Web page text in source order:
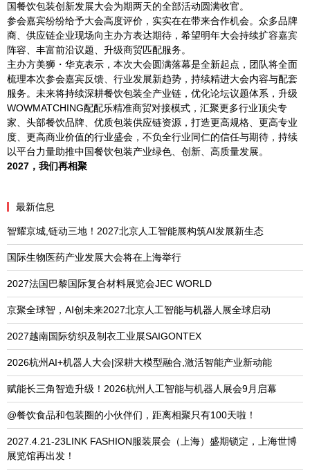
国餐饮包装创新发展大会为期两天的全部活动圆满收官。
参会嘉宾纷纷给予大会高度评价，实实在在带来合作机会。众多品牌
商、供应链企业现场向主办方表达期待，希望明年大会持续扩容嘉宾
阵容、丰富前沿议题、升级商贸匹配服务。
主办方美狮・华克表示，本次大会圆满落幕是全新起点，团队将全面
梳理本次参会嘉宾反馈、行业发展新趋势，持续精进大会内容与配套
服务。未来将持续深耕餐饮包装全产业链，优化论坛议题体系，升级
WOWMATCHING配配乐精准商贸对接模式，汇聚更多行业顶尖专
家、头部餐饮品牌、优质包装供应链资源，打造更高规格、更高专业
度、更高商业价值的行业盛会，不负全行业同仁的信任与期待，持续
以平台力量助推中国餐饮包装产业绿色、创新、高质量发展。
2027，我们再相聚
最新信息
智耀京城,链动三地！2027北京人工智能展构筑AI发展新生态
国际生物医药产业发展大会将在上海举行
2027法国巴黎国际复合材料展览会JEC WORLD
京聚全球智，AI创未来2027北京人工智能与机器人展全球启动
2027越南国际纺织及制衣工业展SAIGONTEX
2026杭州AI+机器人大会|深耕大模型融合,激活智能产业新动能
赋能长三角智造升级！2026杭州人工智能与机器人展会9月启幕
@餐饮食品和包装圈的小伙伴们，距离相聚只有100天啦！
2027.4.21-23LINK FASHION服装展会（上海）盛期锁定，上海世博
展览馆再出发！